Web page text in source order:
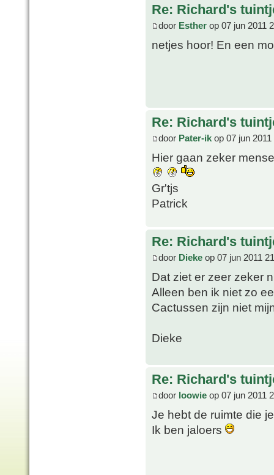
Re: Richard's
door Esther op 07 jun 2011
netjes hoor! En een
Re: Richard's
door Pater-ik op 07 jun 2011
Hier gaan zeker
Gr'tjs
Patrick
Re: Richard's
door Dieke op 07 jun 2011
Dat ziet er zeer zeker
Alleen ben ik niet zo
Cactussen zijn niet
Dieke
Re: Richard's
door loowie op 07 jun 2011
Je hebt de ruimte die
Ik ben jaloers